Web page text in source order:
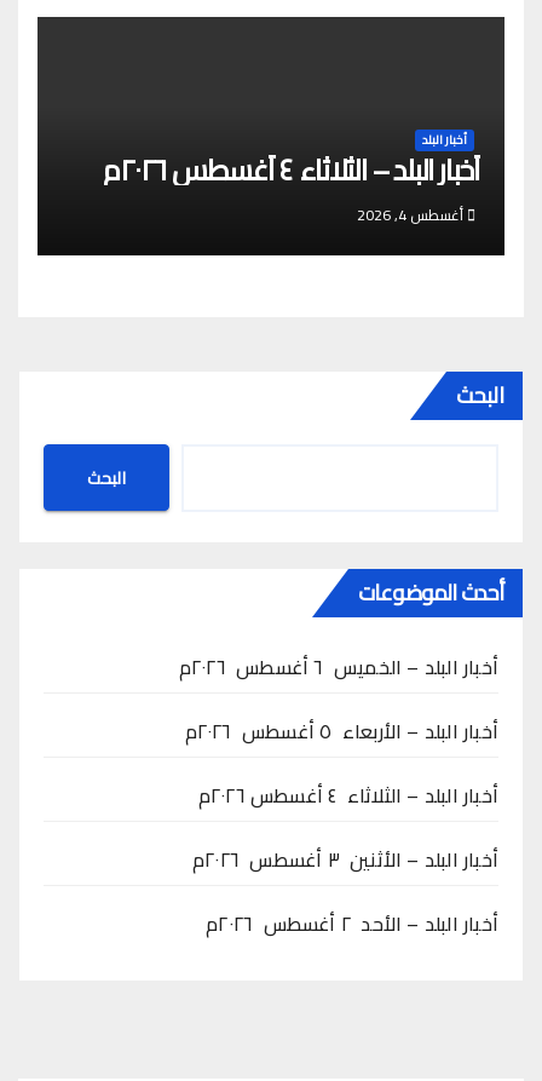
أخبار البلد
أخبار البلد – الثلاثاء ٤ أغسطس ٢٠٢٦م
أغسطس 4, 2026
البحث
البحث
أحدث الموضوعات
أخبار البلد – الخميس ٦ أغسطس ٢٠٢٦م
أخبار البلد – الأربعاء ٥ أغسطس ٢٠٢٦م
أخبار البلد – الثلاثاء ٤ أغسطس ٢٠٢٦م
أخبار البلد – الأثنين ٣ أغسطس ٢٠٢٦م
أخبار البلد – الأحد ٢ أغسطس ٢٠٢٦م